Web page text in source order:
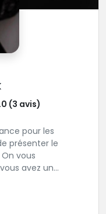
(3 avis)
pour les
présenter le
vous
avez un